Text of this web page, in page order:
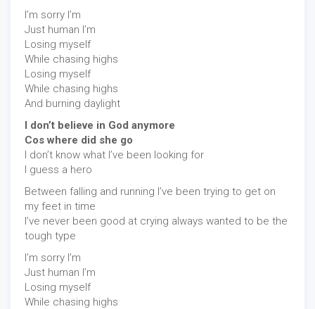
I’m sorry I’m
Just human I’m
Losing myself
While chasing highs
Losing myself
While chasing highs
And burning daylight
I don’t believe in God anymore
Cos where did she go
I don’t know what I’ve been looking for
I guess a hero
Between falling and running I’ve been trying to get on
my feet in time
I’ve never been good at crying always wanted to be the
tough type
I’m sorry I’m
Just human I’m
Losing myself
While chasing highs